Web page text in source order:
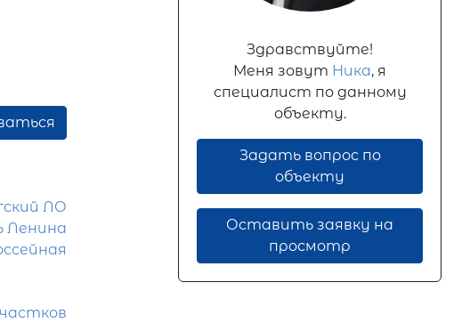
ЛО
Ленина
Здравствуйте!
Меня зовут Ника, я
специалист по данному
объекту.
Задать вопрос по
объекту
Оставить заявку на
просмотр